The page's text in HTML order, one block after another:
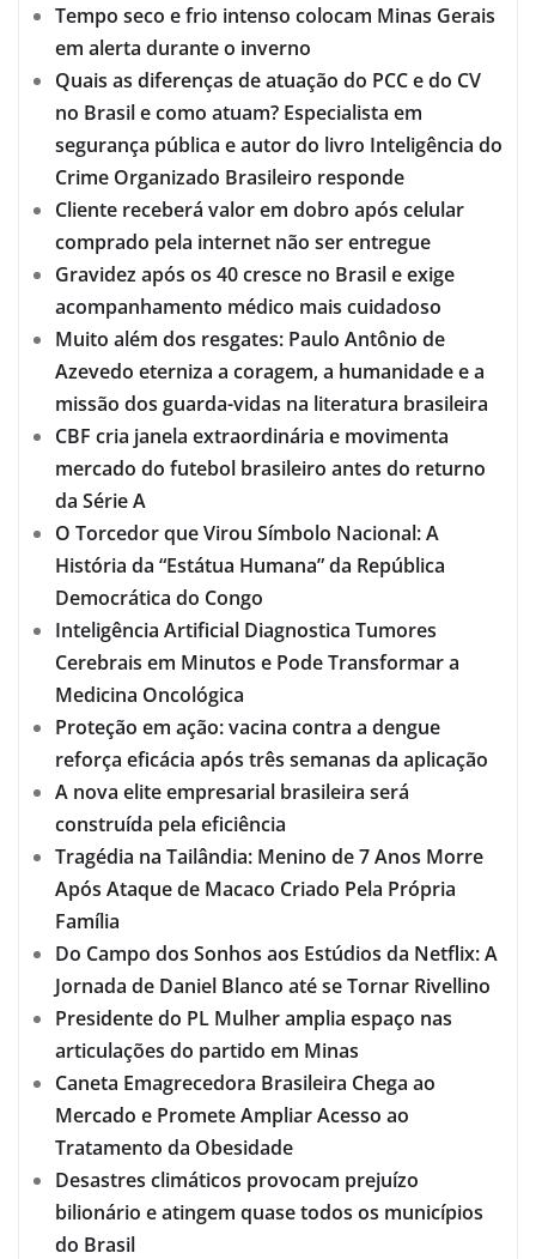
Tempo seco e frio intenso colocam Minas Gerais
em alerta durante o inverno
Quais as diferenças de atuação do PCC e do CV
no Brasil e como atuam? Especialista em
segurança pública e autor do livro Inteligência do
Crime Organizado Brasileiro responde
Cliente receberá valor em dobro após celular
comprado pela internet não ser entregue
Gravidez após os 40 cresce no Brasil e exige
acompanhamento médico mais cuidadoso
Muito além dos resgates: Paulo Antônio de
Azevedo eterniza a coragem, a humanidade e a
missão dos guarda-vidas na literatura brasileira
CBF cria janela extraordinária e movimenta
mercado do futebol brasileiro antes do returno
da Série A
O Torcedor que Virou Símbolo Nacional: A
História da “Estátua Humana” da República
Democrática do Congo
Inteligência Artificial Diagnostica Tumores
Cerebrais em Minutos e Pode Transformar a
Medicina Oncológica
Proteção em ação: vacina contra a dengue
reforça eficácia após três semanas da aplicação
A nova elite empresarial brasileira será
construída pela eficiência
Tragédia na Tailândia: Menino de 7 Anos Morre
Após Ataque de Macaco Criado Pela Própria
Família
Do Campo dos Sonhos aos Estúdios da Netflix: A
Jornada de Daniel Blanco até se Tornar Rivellino
Presidente do PL Mulher amplia espaço nas
articulações do partido em Minas
Caneta Emagrecedora Brasileira Chega ao
Mercado e Promete Ampliar Acesso ao
Tratamento da Obesidade
Desastres climáticos provocam prejuízo
bilionário e atingem quase todos os municípios
do Brasil